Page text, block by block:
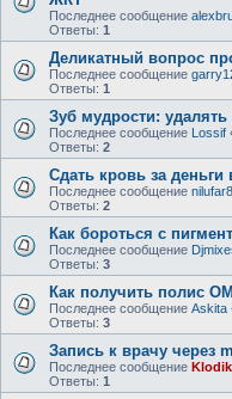
Последнее сообщение
Ответы: 1
Деликатный вопрос
Последнее сообщение
Ответы: 1
Зуб мудрости:
Последнее сообщение Lossif
Ответы: 2
Сдать кровь за деньги
Последнее сообщение
Ответы: 2
Как бороться с
Последнее сообщение
Ответы: 3
Как получить полис
Последнее сообщение Askita
Ответы: 3
Запись к врачу через
Последнее сообщение Klodik
Ответы: 1